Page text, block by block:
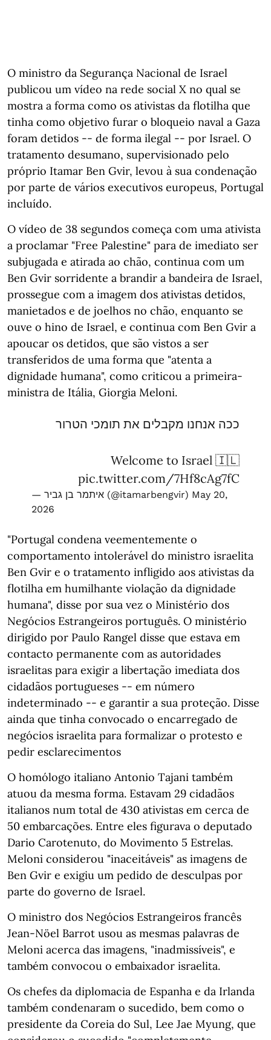
O ministro da Segurança Nacional de Israel
publicou um vídeo na rede social X no qual se
mostra a forma como os ativistas da flotilha que
tinha como objetivo furar o bloqueio naval a Gaza
foram detidos -- de forma ilegal -- por Israel. O
tratamento desumano, supervisionado pelo
próprio Itamar Ben Gvir, levou à sua condenação
por parte de vários executivos europeus, Portugal
incluído.
O vídeo de 38 segundos começa com uma ativista
a proclamar "Free Palestine" para de imediato ser
subjugada e atirada ao chão, continua com um
Ben Gvir sorridente a brandir a bandeira de Israel,
prossegue com a imagem dos ativistas detidos,
manietados e de joelhos no chão, enquanto se
ouve o hino de Israel, e continua com Ben Gvir a
apoucar os detidos, que são vistos a ser
transferidos de uma forma que "atenta a
dignidade humana", como criticou a primeira-
ministra de Itália, Giorgia Meloni.
ככה אנחנו מקבלים את תומכי הטרור
Welcome to Israel 🇮🇱
pic.twitter.com/7Hf8cAg7fC
— איתמר בן גביר (@itamarbengvir) May 20,
2026
"Portugal condena veementemente o
comportamento intolerável do ministro israelita
Ben Gvir e o tratamento infligido aos ativistas da
flotilha em humilhante violação da dignidade
humana", disse por sua vez o Ministério dos
Negócios Estrangeiros português. O ministério
dirigido por Paulo Rangel disse que estava em
contacto permanente com as autoridades
israelitas para exigir a libertação imediata dos
cidadãos portugueses -- em número
indeterminado -- e garantir a sua proteção. Disse
ainda que tinha convocado o encarregado de
negócios israelita para formalizar o protesto e
pedir esclarecimentos
O homólogo italiano Antonio Tajani também
atuou da mesma forma. Estavam 29 cidadãos
italianos num total de 430 ativistas em cerca de
50 embarcações. Entre eles figurava o deputado
Dario Carotenuto, do Movimento 5 Estrelas.
Meloni considerou "inaceitáveis" as imagens de
Ben Gvir e exigiu um pedido de desculpas por
parte do governo de Israel.
O ministro dos Negócios Estrangeiros francês
Jean-Nöel Barrot usou as mesmas palavras de
Meloni acerca das imagens, "inadmissíveis", e
também convocou o embaixador israelita.
Os chefes da diplomacia de Espanha e da Irlanda
também condenaram o sucedido, bem como o
presidente da Coreia do Sul, Lee Jae Myung, que